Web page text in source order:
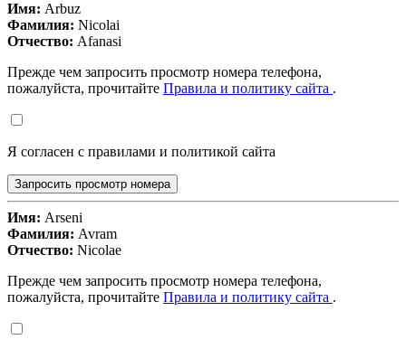
Имя: Arbuz
Фамилия: Nicolai
Отчество: Afanasi
Прежде чем запросить просмотр номера телефона,
пожалуйста, прочитайте Правила и политику сайта .
Я согласен с правилами и политикой сайта
Запросить просмотр номера
Имя: Arseni
Фамилия: Avram
Отчество: Nicolae
Прежде чем запросить просмотр номера телефона,
пожалуйста, прочитайте Правила и политику сайта .